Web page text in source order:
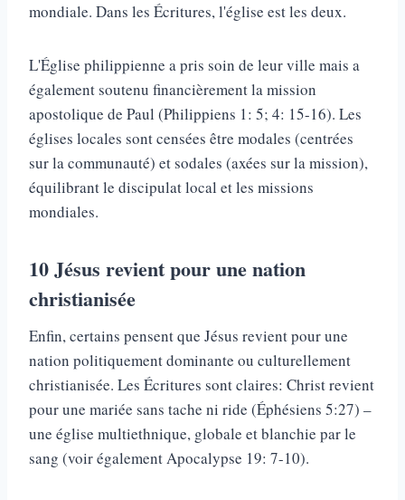
mondiale. Dans les Écritures, l'église est les deux.
L'Église philippienne a pris soin de leur ville mais a
également soutenu financièrement la mission
apostolique de Paul (Philippiens 1: 5; 4: 15-16). Les
églises locales sont censées être modales (centrées
sur la communauté) et sodales (axées sur la mission),
équilibrant le discipulat local et les missions
mondiales.
10Jésus revient pour une nation
christianisée
Enfin, certains pensent que Jésus revient pour une
nation politiquement dominante ou culturellement
christianisée. Les Écritures sont claires: Christ revient
pour une mariée sans tache ni ride (Éphésiens 5:27) –
une église multiethnique, globale et blanchie par le
sang (voir également Apocalypse 19: 7-10).